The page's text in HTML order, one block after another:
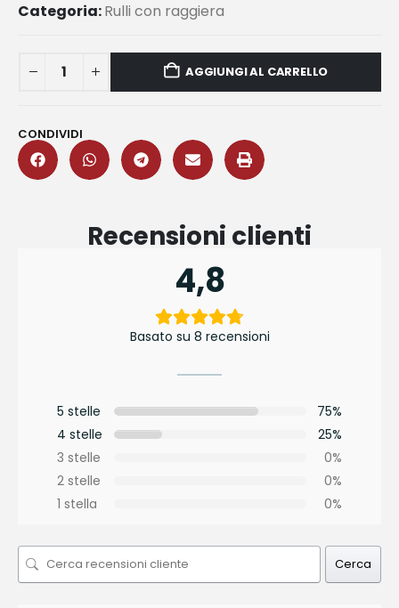
Categoria:Rulli con raggiera
AGGIUNGI AL CARRELLO
CONDIVIDI
Recensioni clienti
4,8
Basato su 8 recensioni
5 stelle
75%
4 stelle
25%
3 stelle
0%
2 stelle
0%
1 stella
0%
Cerca